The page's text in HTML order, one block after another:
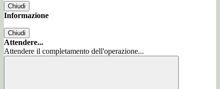
Chiudi
Informazione
Chiudi
Attendere...
Attendere il completamento dell'operazione...